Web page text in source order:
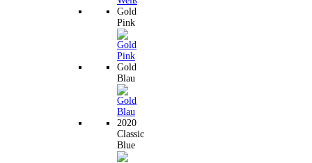
Gold
Pink
Gold
Blau
2020
Classic
Blue